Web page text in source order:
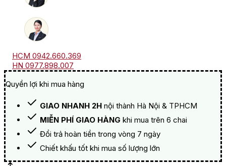
HCM 0942.660.369
HN 0977.898.007
Quyền lợi khi mua hàng
GIAO NHANH 2H nội thành Hà Nội & TPHCM
MIỄN PHÍ GIAO HÀNG khi mua trên 6 chai
Đổi trả hoàn tiền trong vòng 7 ngày
Chiết khấu tốt khi mua số lượng lớn